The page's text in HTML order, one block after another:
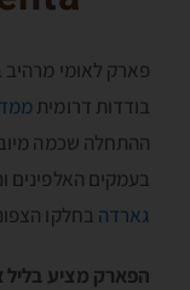
פארק לאומי מרהיב
בודדות דרומית
בעמקים האלפינים
גארדה בחלקו
הפארק מציע בליל